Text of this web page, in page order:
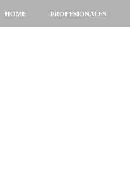
HOME PROFESIONALES